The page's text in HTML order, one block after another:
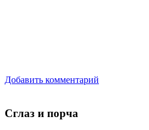
Добавить комментарий
Сглаз и порча